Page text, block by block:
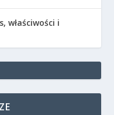
właściwości i